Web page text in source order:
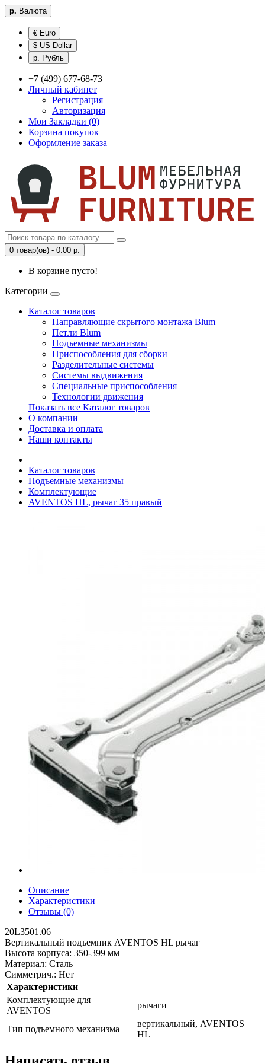
р. Валюта
€ Euro
$ US Dollar
р. Рубль
+7 (499) 677-68-73
Личный кабинет
Регистрация
Авторизация
Мои Закладки (0)
Корзина покупок
Оформление заказа
0 товар(ов) - 0.00 р.
В корзине пусто!
Категории
Каталог товаров
Направляющие скрытого монтажа Blum
Петли Blum
Подъемные механизмы
Приспособления для сборки
Разделительные системы
Системы выдвижения
Специальные приспособления
Технологии движения
Показать все Каталог товаров
О компании
Доставка и оплата
Наши контакты
Каталог товаров
Подъемные механизмы
Комплектующие
AVENTOS HL, рычаг 35 правый
Описание
Характеристики
Отзывы (0)
20L3501.06
Вертикальный подъемник AVENTOS HL рычаг
Высота корпуса: 350-399 мм
Maтeриaл: Сталь
Симмeтрич.: Нет
Характеристики
Комплектующие для
AVENTOS
рычаги
Тип подъемного механизма
вертикальный, AVENTOS
HL